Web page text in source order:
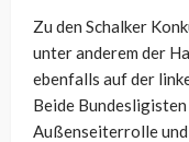
Zu den Schalker
unter anderem der
ebenfalls auf der
Beide
Außenseiterrolle und